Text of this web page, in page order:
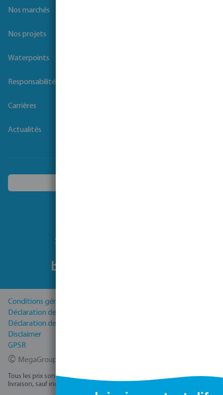
Nos marchés
Nos projets
Waterpoints
Responsabilité sociale des entreprises
Carrières
Actualités
Suivez-nous
Conditions générales
Déclaration de Confidentialité
Déclaration de cookies
Disclaimer
GPSR
© MegaGroup Trade 2026
Tous les prix sont hors TVA plus
et éventuels frais de
livraison, sauf indication contraire.